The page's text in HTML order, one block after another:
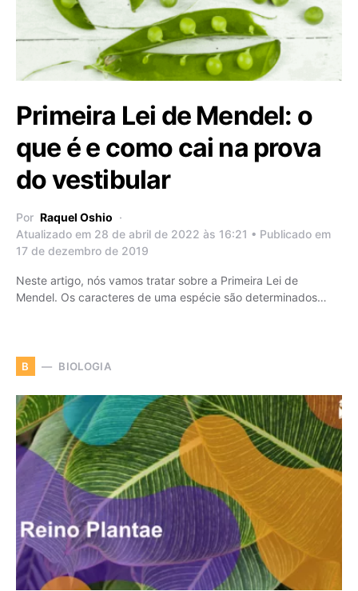
Primeira Lei de Mendel: o
que é e como cai na prova
do vestibular
Por Raquel Oshio
Atualizado em 28 de abril de 2022 às 16:21 • Publicado em
17 de dezembro de 2019
Neste artigo, nós vamos tratar sobre a Primeira Lei de
Mendel. Os caracteres de uma espécie são determinados…
B BIOLOGIA